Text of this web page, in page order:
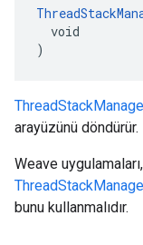
  void
)
arayüzünü döndürür.
Weave
bunu kullanmalıdır.